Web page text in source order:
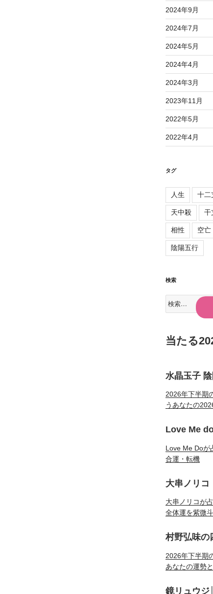
2024年9月
2024年7月
2024年5月
2024年4月
2024年3月
2023年11月
2022年5月
2022年4月
タグ
人生 十二
天中殺 干
相性 空亡
陰陽五行
検索
検
当たる
水晶玉子
2026年下半期
うあなたの
Love Me
Love Me Doが
合運・転機
大串ノリ
大串ノリコが
全体運を紫微
村野弘味の
2026年下半期
あなたの運勢
鏡リュウジ